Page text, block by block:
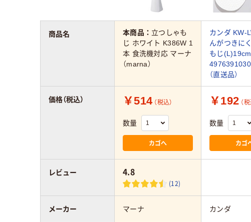
本商品： 立つしゃも
じ ホワイト K386W 1
本 食洗機対応 マーナ
（marna）
カンダ KW-
んがつきに
もじ
（直送品）
￥514 （税込）
数量
カゴへ
￥192 （税
数量
カゴ
4.8
(12)
マーナ カンダ
商品名
価格（税込）
レビュー
メーカー